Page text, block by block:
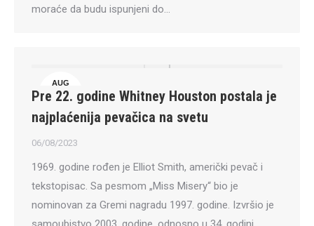
moraće da budu ispunjeni do…
AUG
6
Pre 22. godine Whitney Houston postala je
najplaćenija pevačica na svetu
06/08/2023
1969. godine rođen je Elliot Smith, američki pevač i
tekstopisac. Sa pesmom „Miss Misery“ bio je
nominovan za Gremi nagradu 1997. godine. Izvršio je